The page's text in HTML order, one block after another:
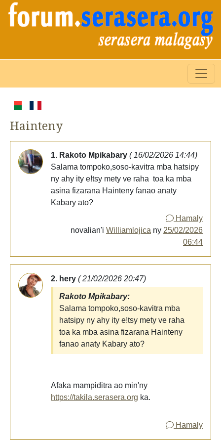
Hainteny
1. Rakoto Mpikabary ( 16/02/2026 14:44)
Salama tompoko,soso-kavitra mba hatsipy
ny ahy ity e!tsy mety ve raha toa ka mba
asina fizarana Hainteny fanao anaty
Kabary ato?
Hamaly
novalian'i Williamlojica ny 25/02/2026
06:44
2. hery ( 21/02/2026 20:47)
Rakoto Mpikabary:
Salama tompoko,soso-kavitra mba
hatsipy ny ahy ity e!tsy mety ve raha
toa ka mba asina fizarana Hainteny
fanao anaty Kabary ato?
Afaka mampiditra ao min'ny
https://takila.serasera.org ka.
Hamaly